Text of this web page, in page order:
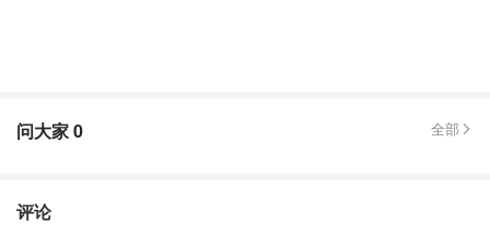
问大家0 全部
评论